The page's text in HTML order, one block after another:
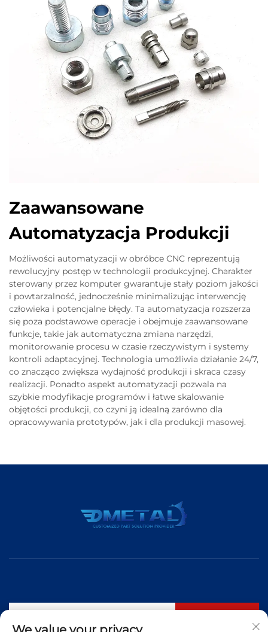
Zaawansowane
Automatyzacja Produkcji
Możliwości automatyzacji w obróbce CNC reprezentują
rewolucyjny postęp w technologii produkcyjnej. Charakter
sterowany przez komputer gwarantuje stały poziom jakości
i powtarzalność, jednocześnie minimalizując interwencję
człowieka i potencjalne błędy. Ta automatyzacja rozszerza
się poza podstawowe operacje i obejmuje zaawansowane
funkcje, takie jak automatyczna zmiana narzędzi,
monitorowanie procesu w czasie rzeczywistym i systemy
kontroli adaptacyjnej. Technologia umożliwia działanie 24/7,
co znacząco zwiększa wydajność produkcji i skraca czasy
realizacji. Ponadto aspekt automatyzacji pozwala na
szybkie modyfikacje programów i łatwe skalowanie
objętości produkcji, co czyni ją idealną zarówno dla
opracowywania prototypów, jak i dla produkcji masowej.